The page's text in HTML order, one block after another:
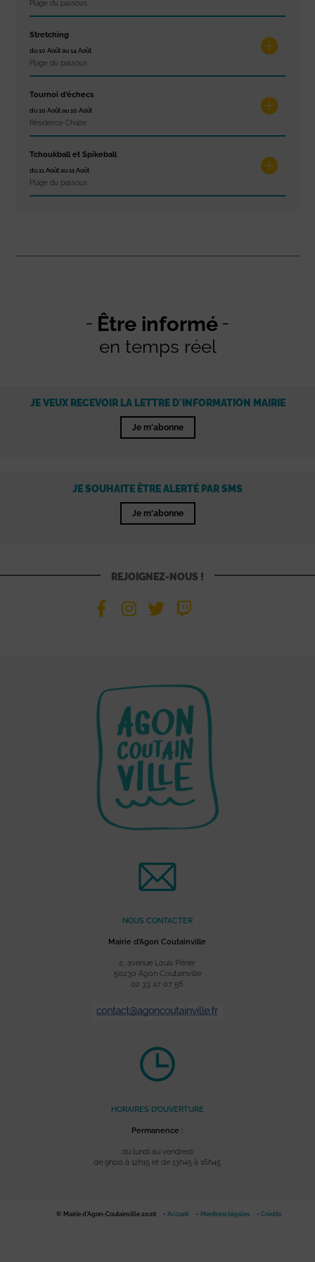
Plage du passous
Stretching
du 10 Août au 14 Août
Plage du passous
Tournoi d’échecs
du 10 Août au 10 Août
Résidence Challe
Tchoukball et Spikeball
du 11 Août au 11 Août
Plage du passous
Être informé
en temps réel
JE VEUX RECEVOIR LA LETTRE D'INFORMATION MAIRIE
Je m'abonne
JE SOUHAITE ÊTRE ALERTÉ PAR SMS
Je m'abonne
REJOIGNEZ-NOUS !
NOUS CONTACTER
Mairie d’Agon Coutainville
2, avenue Louis Périer
50230 Agon Coutainville
02 33 47 07 56
HORAIRES D’OUVERTURE
Permanence :
du lundi au vendredi
de 9h00 à 12h15 et de 13h45 à 16h45
© Mairie d'Agon-Coutainville 2026 Accueil Mentions légales Crédits